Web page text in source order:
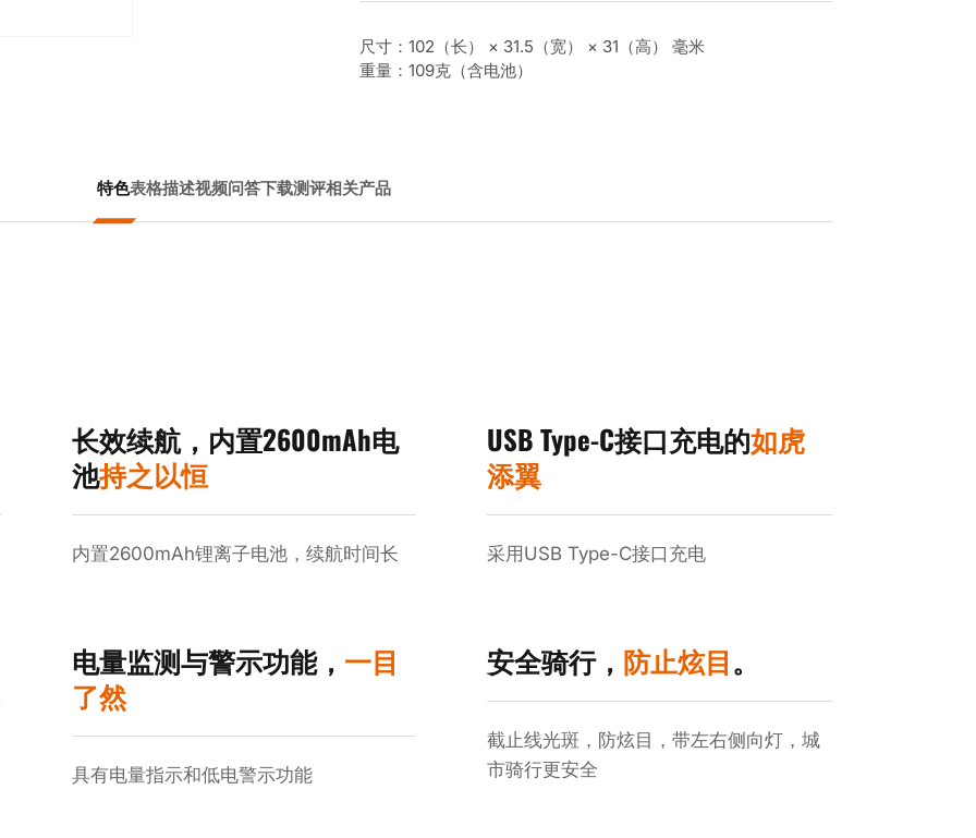
尺寸：102（长） × 31.5（宽） × 31（高） 毫米
重量：109克（含电池）
特色表格描述视频问答下载测评相关产品
长效续航，内置2600mAh电
池持之以恒
内置2600mAh锂离子电池，续航时间长
USB Type-C接口充电的如虎
添翼
采用USB Type-C接口充电
电量监测与警示功能， 一目
了然
具有电量指示和低电警示功能
安全骑行， 防止炫目。
截止线光斑，防炫目，带左右侧向灯，城
市骑行更安全